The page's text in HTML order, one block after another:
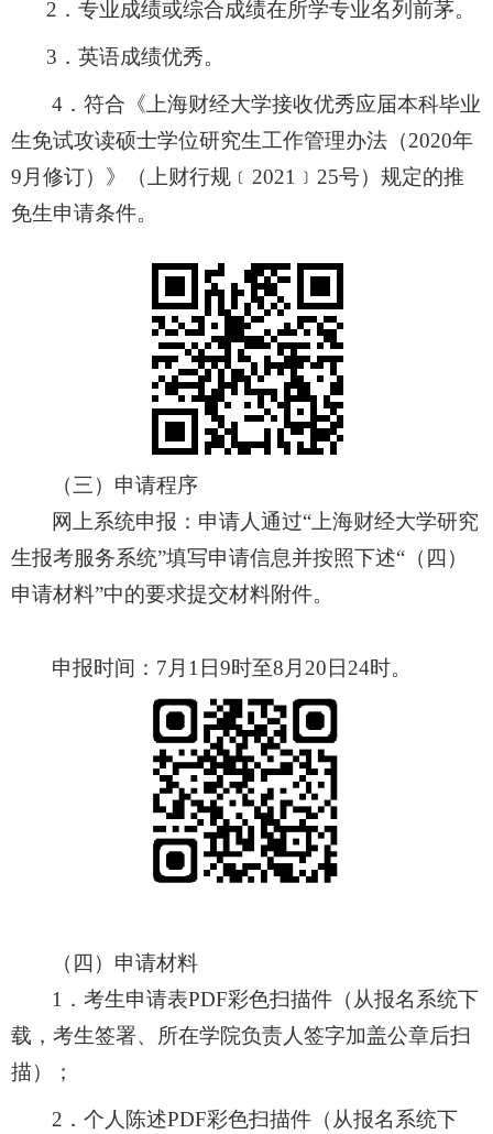
2 ． 专业成绩或综合成绩在所学专业名列前茅。
3 ． 英语成绩优秀。
4 ．符合《上海财经大学接收优秀应届本科毕业
生免试攻读硕士学位研究生工作管理办法（2020年
9 月修订）》（上财行规﹝ 2021 ﹞ 25号）规定的推
免生申请条件。
（三）申请程序
网上系统申报：申请人通过“上海财经大学研究
生报考服务系统”填写申请信息并按照下述“（四）
申请材料”中的要求提交材料附件。
申报时间： 7 月 1 日9时至8 月 20日24时。
（四）申请材料
1 ．考生申请表PDF彩色扫描件（从报名系统下
载，考生签署、所在学院负责人签字加盖公章后扫
描）；
2 ．个人陈述PDF彩色扫描件（从报名系统下